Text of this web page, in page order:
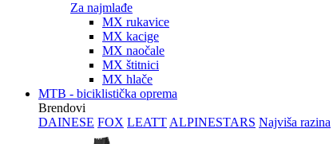
Za najmlađe
MX rukavice
MX kacige
MX naočale
MX štitnici
MX hlače
MTB - biciklistička oprema
Brendovi
DAINESE FOX LEATT ALPINESTARS Najviša razina